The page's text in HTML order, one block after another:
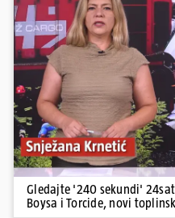
Gledajte '240 sekundi'
Boysa i Torcide, novi